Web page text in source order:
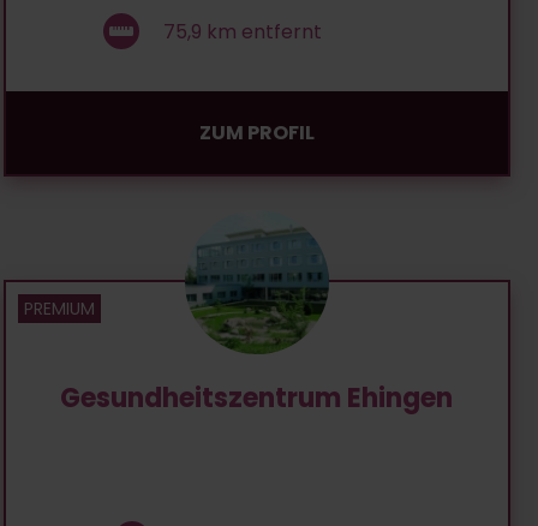
75,9 km entfernt
ZUM PROFIL
Gesundheitszentrum Ehingen